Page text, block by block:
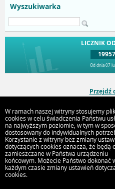
Wyszukiwarka
LICZNIK
Od dnia 07
Przejdź
Urząd
ul. Rynek 4,
W ramach naszej witryny stosujemy
cookies w celu świadczenia Państwu
na najwyższym poziomie, w tym w
dostosowany do indywidualnych
Korzystanie z witryny bez zmiany
dotyczących cookies oznacza, że będą
zamieszczane w Państwa urządzeniu
końcowym. Możecie Państwo dokonać
każdym czasie zmiany ustawień
cookies.